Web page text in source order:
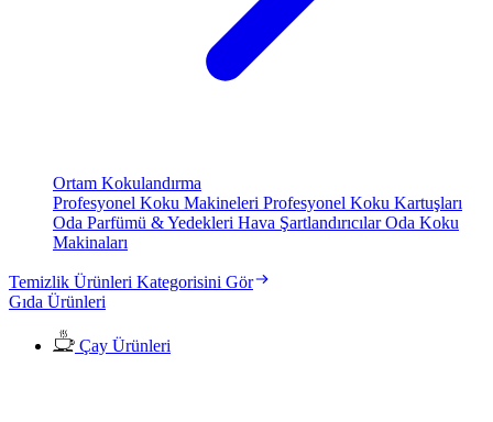
Ortam Kokulandırma
Profesyonel Koku Makineleri Profesyonel Koku Kartuşları
Oda Parfümü & Yedekleri Hava ŞartlandırıcılarOda Koku
Makinaları
Temizlik Ürünleri Kategorisini Gör
Gıda Ürünleri
Çay Ürünleri